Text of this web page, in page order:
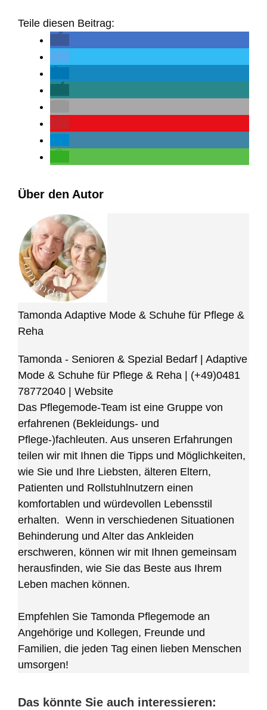
Teile diesen Beitrag:
Über den Autor
Tamonda Adaptive Mode & Schuhe für Pflege &
Reha
Tamonda - Senioren & Spezial Bedarf | Adaptive
Mode & Schuhe für Pflege & Reha
(+49)0481
78772040
Website
Das Pflegemode-Team ist eine Gruppe von
erfahrenen (Bekleidungs- und
Pflege-)fachleuten. Aus unseren Erfahrungen
teilen wir mit Ihnen die Tipps und Möglichkeiten,
wie Sie und Ihre Liebsten, älteren Eltern,
Patienten und Rollstuhlnutzern einen
komfortablen und würdevollen Lebensstil
erhalten. Wenn in verschiedenen Situationen
Behinderung und Alter das Ankleiden
erschweren, können wir mit Ihnen gemeinsam
herausfinden, wie Sie das Beste aus Ihrem
Leben machen können.
Empfehlen Sie Tamonda Pflegemode an
Angehörige und Kollegen, Freunde und
Familien, die jeden Tag einen lieben Menschen
umsorgen!
Das könnte Sie auch interessieren: